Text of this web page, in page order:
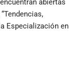
abiertas
Especialización en